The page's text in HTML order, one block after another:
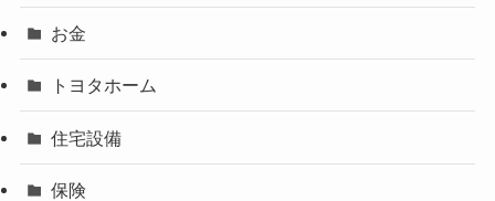
お金
トヨタホーム
住宅設備
保険